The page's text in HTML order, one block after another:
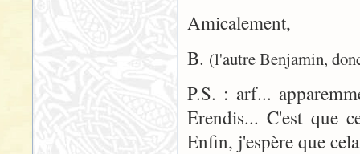
Amicalement,
B. (l'autre Benjamin,
P.S. : arf...
Erendis... C'est que
Enfin, j'espère que